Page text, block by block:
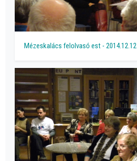
Mézeskalács felolvasó est - 2014.12.12